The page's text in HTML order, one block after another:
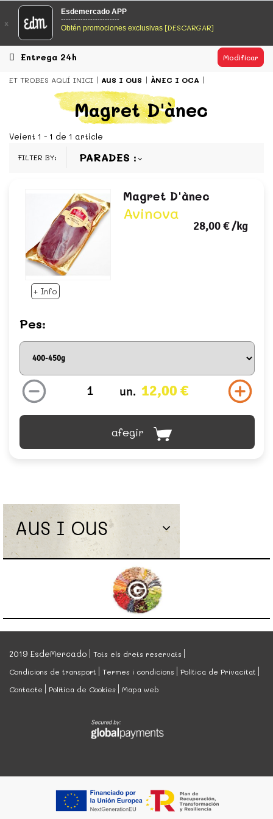
EsDeMercado.com
EsDeMercado.com te lleva a casa los mejores productos de
los mejores mercados de Barcelona y de productores
locales.
EsDeMercado.com
EsDeMercado.com te lleva a casa los mejores productos de
los mejores mercados de Barcelona y de productores
x
Esdemercado APP
------------------------
Obtén promociones exclusivas [DESCARGAR]
Entrega 24h Modificar
ET TROBES AQUÍ INICI AUS I OUS ÀNEC I OCA
Magret D'ànec
Veient 1 - 1 de 1 article
FILTER BY: PARADES
+ Info
Magret D'ànec
Avinova
28,00 €/kg
Pes:
un. 12,00 €
afegir
AUS I OUS
2019 EsdeMercado
Tots els drets reservats
Condicions de transport
Termes i condicions
Política de Privacitat
Contacte
Política de Cookies Mapa web